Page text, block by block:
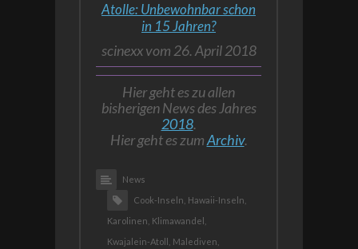
Atolle: Unbewohnbar schon
in 15 Jahren?
scinexx vom 26. April 2018
Hier geht es zu allen
bisherigen News des Jahres
2018.
Hier geht es zumArchiv.
News
Cook-Inseln, Hawaii-Inseln,
Karolinen, Klimawandel,
Kwajalein-Atoll, Malediven,